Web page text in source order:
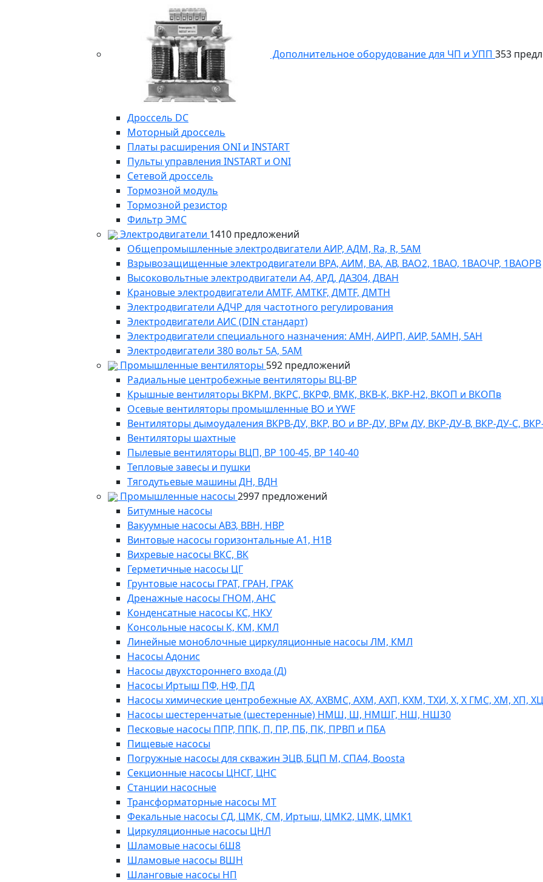
Дополнительное оборудование для ЧП и УПП 353
Дроссель DC
Моторный дроссель
Платы расширения ONI и INSTART
Пульты управления INSTART и ONI
Сетевой дроссель
Тормозной модуль
Тормозной резистор
Фильтр ЭМС
Электродвигатели 1410 предложений
Общепромышленные электродвигатели АИР, АДМ, Ra, R, 5AM
Взрывозащищенные электродвигатели ВРА, АИМ, ВА, АВ, ВАO2, 1ВАО, 1ВАОЧР, 1ВАОРВ
Высоковольтные электродвигатели A4, АРД, ДАЗ04, ДВАН
Крановые электродвигатели AMTF, AMTKF, ДMTF, ДМТН
Электродвигатели АДЧР для частотного регулирования
Электродвигатели АИС (DIN стандарт)
Электродвигатели специального назначения: АМН, АИРП, АИР, 5АМН, 5АН
Электродвигатели 380 вольт 5А, 5АМ
Промышленные вентиляторы 592 предложений
Радиальные центробежные вентиляторы ВЦ-ВР
Крышные вентиляторы ВКРМ, ВКРС, ВКРФ, ВМК, ВКВ-К, ВКР-Н2, ВКОП и ВКОПв
Осевые вентиляторы промышленные ВО и YWF
Вентиляторы дымоудаления ВКРВ-ДУ, ВКР, ВО и ВР-ДУ, ВРм ДУ, ВКР-ДУ-В, ВКР-ДУ-С,
Вентиляторы шахтные
Пылевые вентиляторы ВЦП, ВР 100-45, ВР 140-40
Тепловые завесы и пушки
Тягодутьевые машины ДН, ВДН
Промышленные насосы 2997 предложений
Битумные насосы
Вакуумные насосы АВЗ, ВВН, НВР
Винтовые насосы горизонтальные А1, Н1В
Вихревые насосы ВКС, ВК
Герметичные насосы ЦГ
Грунтовые насосы ГРАТ, ГРАН, ГРАК
Дренажные насосы ГНОМ, АНС
Конденсатные насосы КС, НКУ
Консольные насосы К, КМ, КМЛ
Линейные моноблочные циркуляционные насосы ЛМ, КМЛ
Насосы Адонис
Насосы двухстороннего входа (Д)
Насосы Иртыш ПФ, НФ, ПД
Насосы химические центробежные АХ, АХВМС, АХМ, АХП, КХМ, ТХИ, Х, Х ГМС, ХМ, ХП,
Насосы шестеренчатые (шестеренные) НМШ, Ш, НМШГ, НШ, НШ30
Песковые насосы ППР, ППК, П, ПР, ПБ, ПК, ПРВП и ПБА
Пищевые насосы
Погружные насосы для скважин ЭЦВ, БЦП М, СПА4, Boosta
Секционные насосы ЦНСГ, ЦНС
Станции насосные
Трансформаторные насосы МТ
Фекальные насосы СД, ЦМК, СМ, Иртыш, ЦМК2, ЦМК, ЦМК1
Циркуляционные насосы ЦНЛ
Шламовые насосы 6Ш8
Шламовые насосы ВШН
Шланговые насосы НП